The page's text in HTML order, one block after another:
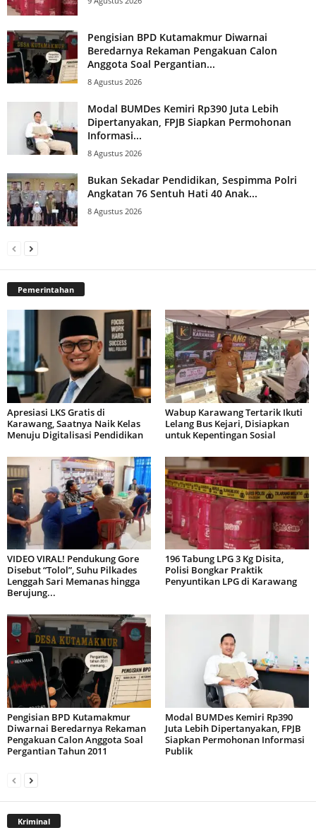
Pengisian BPD Kutamakmur Diwarnai
Beredarnya Rekaman Pengakuan Calon
Anggota Soal Pergantian...
8 Agustus 2026
Modal BUMDes Kemiri Rp390 Juta Lebih
Dipertanyakan, FPJB Siapkan Permohonan
Informasi...
8 Agustus 2026
Bukan Sekadar Pendidikan, Sespimma Polri
Angkatan 76 Sentuh Hati 40 Anak...
8 Agustus 2026
Pemerintahan
Apresiasi LKS Gratis di
Karawang, Saatnya Naik Kelas
Menuju Digitalisasi Pendidikan
Wabup Karawang Tertarik Ikuti
Lelang Bus Kejari, Disiapkan
untuk Kepentingan Sosial
VIDEO VIRAL! Pendukung Gore
Disebut “Tolol”, Suhu Pilkades
Lenggah Sari Memanas hingga
Berujung...
196 Tabung LPG 3 Kg Disita,
Polisi Bongkar Praktik
Penyuntikan LPG di Karawang
Pengisian BPD Kutamakmur
Diwarnai Beredarnya Rekaman
Pengakuan Calon Anggota Soal
Pergantian Tahun 2011
Modal BUMDes Kemiri Rp390
Juta Lebih Dipertanyakan, FPJB
Siapkan Permohonan Informasi
Publik
Kriminal